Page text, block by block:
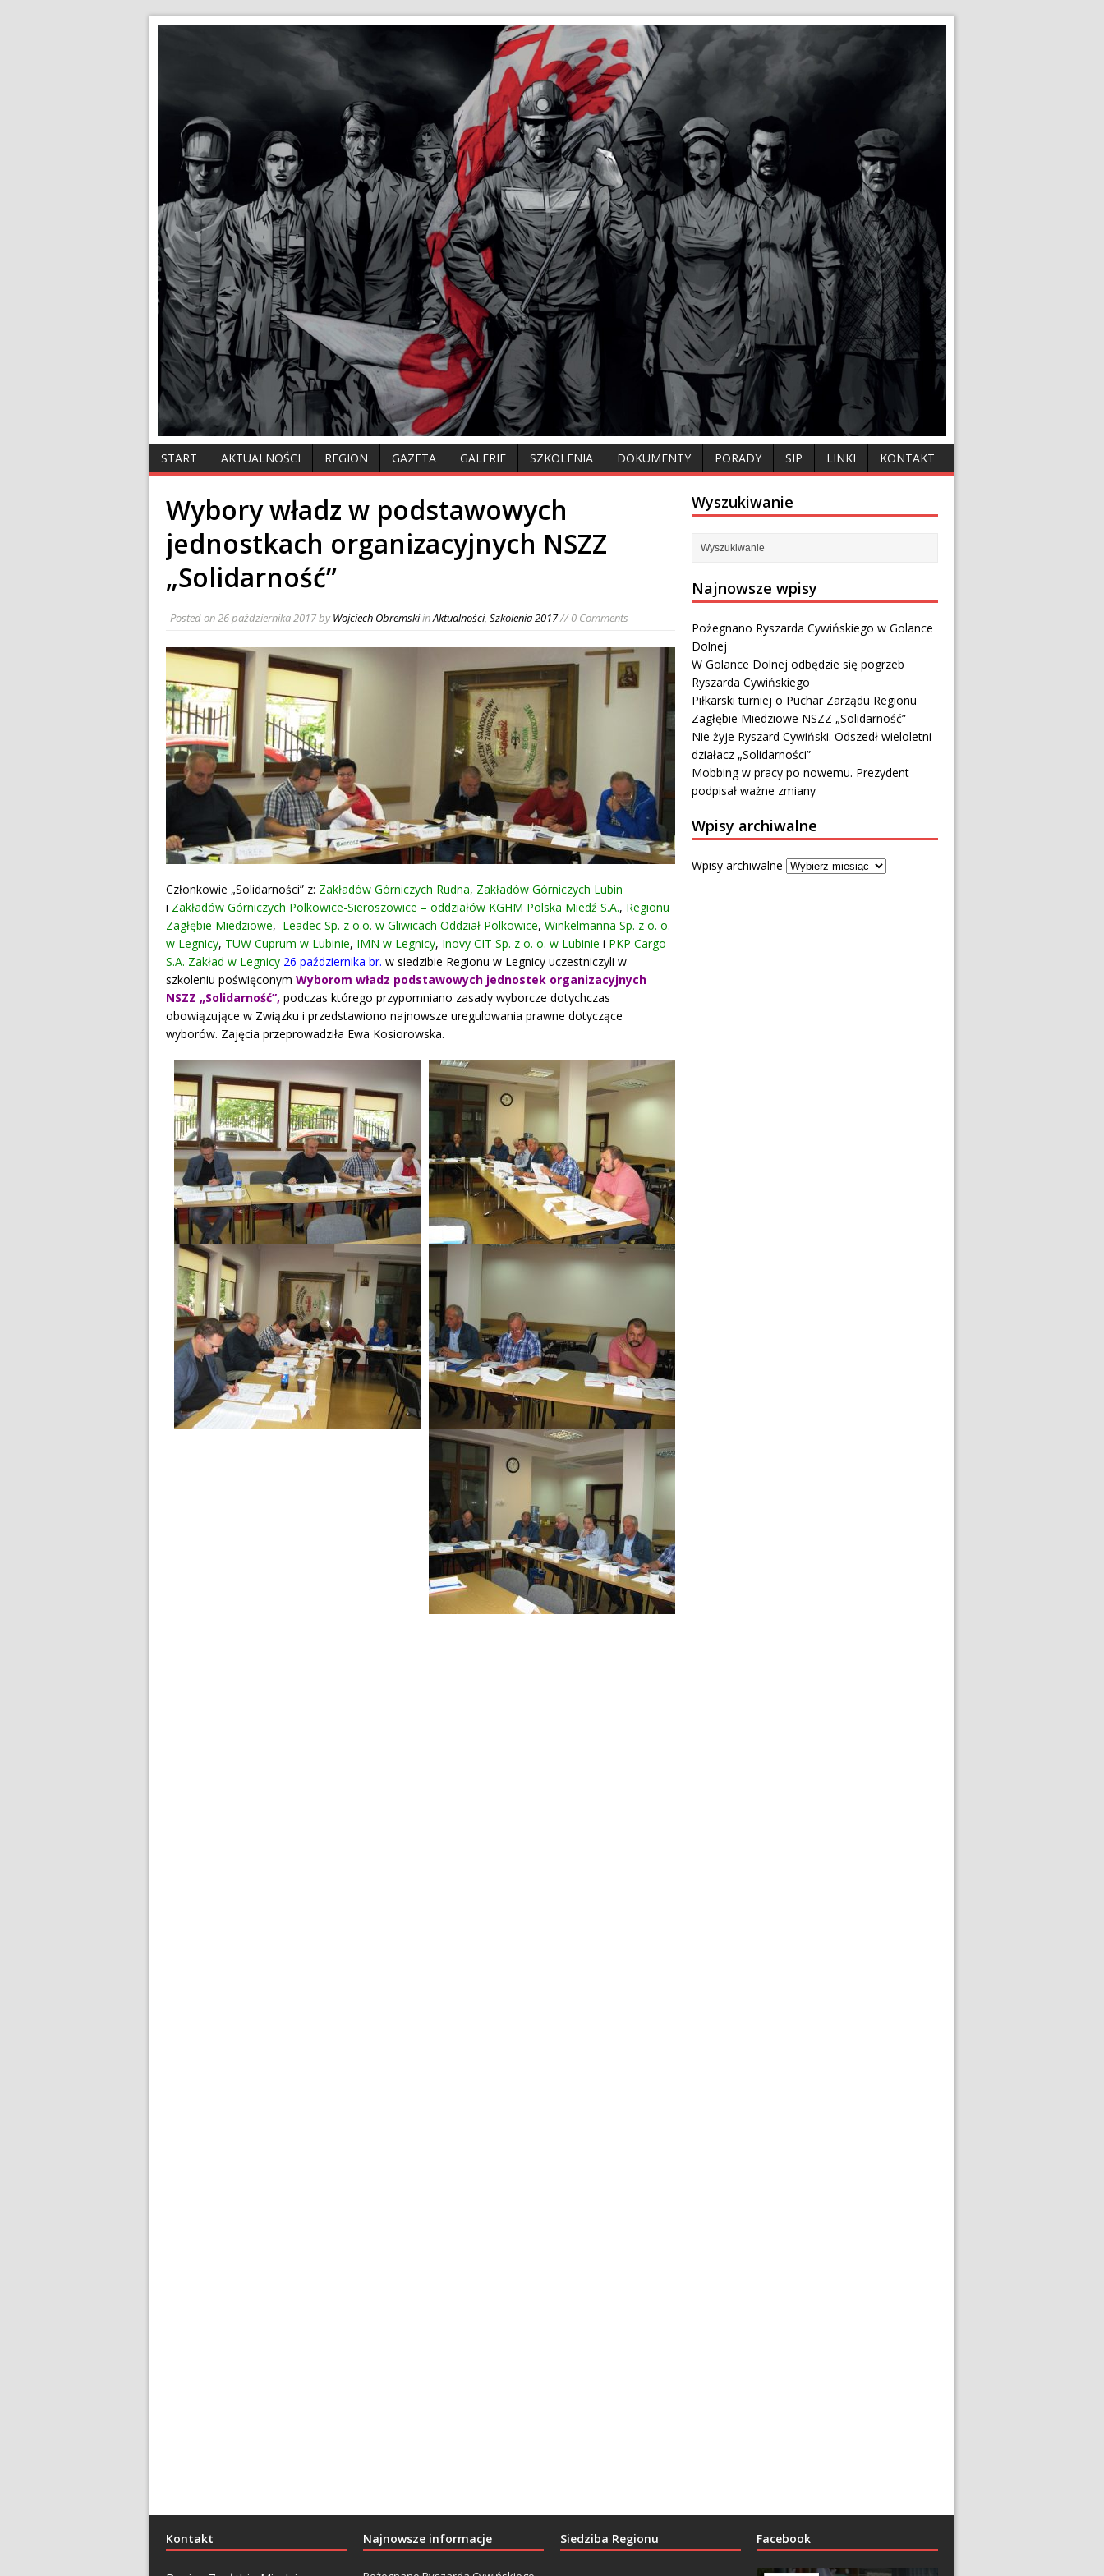
START AKTUALNOŚCI REGION GAZETA GALERIE SZKOLENIA DOKUMENTY PORADY SIP LINKI KONTAKT
Wybory władz w podstawowych
jednostkach organizacyjnych NSZZ
„Solidarność”
Posted on26 października 2017byWojciech ObremskiinAktualności, Szkolenia 2017// 0 Comments
Członkowie „Solidarności” z: Zakładów Górniczych Rudna, Zakładów Górniczych Lubin
i Zakładów Górniczych Polkowice-Sieroszowice – oddziałów KGHM Polska Miedź S.A., Regionu
Zagłębie Miedziowe, Leadec Sp. z o.o. w Gliwicach Oddział Polkowice, Winkelmanna Sp. z o. o.
w Legnicy, TUW Cuprum w Lubinie, IMN w Legnicy, Inovy CIT Sp. z o. o. w Lubinie i PKP Cargo
S.A. Zakład w Legnicy 26 października br. w siedzibie Regionu w Legnicy uczestniczyli w
szkoleniu poświęconym Wyborom władz podstawowych jednostek organizacyjnych
NSZZ „Solidarność”, podczas którego przypomniano zasady wyborcze dotychczas
obowiązujące w Związku i przedstawiono najnowsze uregulowania prawne dotyczące
wyborów. Zajęcia przeprowadziła Ewa Kosiorowska.
Wyszukiwanie
Najnowsze wpisy
Pożegnano Ryszarda Cywińskiego w Golance
Dolnej
W Golance Dolnej odbędzie się pogrzeb
Ryszarda Cywińskiego
Piłkarski turniej o Puchar Zarządu Regionu
Zagłębie Miedziowe NSZZ „Solidarność”
Nie żyje Ryszard Cywiński. Odszedł wieloletni
działacz „Solidarności”
Mobbing w pracy po nowemu. Prezydent
podpisał ważne zmiany
Wpisy archiwalne
Wpisy archiwalne
Kontakt Najnowsze informacje Siedziba Regionu Facebook